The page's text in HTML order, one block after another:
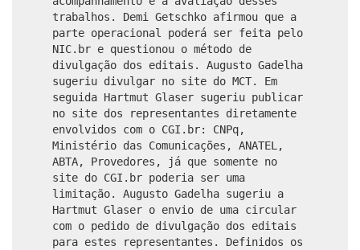
trabalhos. Demi Getschko afirmou que a
parte operacional poderá ser feita pelo
NIC.br e questionou o método de
divulgação dos editais. Augusto Gadelha
sugeriu divulgar no site do MCT. Em
seguida Hartmut Glaser sugeriu publicar
no site dos representantes diretamente
envolvidos com o CGI.br: CNPq,
Ministério das Comunicações, ANATEL,
ABTA, Provedores, já que somente no
site do CGI.br poderia ser uma
limitação. Augusto Gadelha sugeriu a
Hartmut Glaser o envio de uma circular
com o pedido de divulgação dos editais
para estes representantes. Definidos os